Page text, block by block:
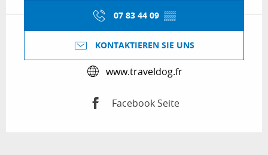
07 83 44 09 ▒▒
KONTAKTIEREN SIE UNS
www.traveldog.fr
Facebook Seite